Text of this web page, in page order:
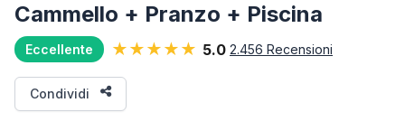
Cammello + Pranzo + Piscina
Eccellente ★★★★★ 5.0 2.456 Recensioni
Condividi